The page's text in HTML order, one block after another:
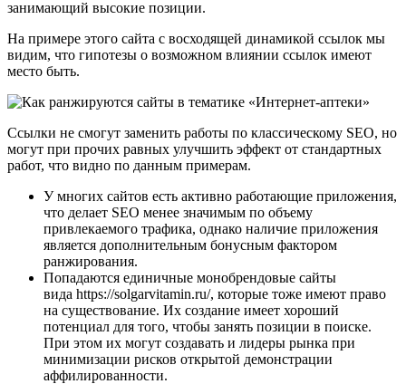
занимающий высокие позиции.
На примере этого сайта с восходящей динамикой ссылок мы
видим, что гипотезы о возможном влиянии ссылок имеют
место быть.
Ссылки не смогут заменить работы по классическому SEO, но
могут при прочих равных улучшить эффект от стандартных
работ, что видно по данным примерам.
У многих сайтов есть активно работающие приложения,
что делает SEO менее значимым по объему
привлекаемого трафика, однако наличие приложения
является дополнительным бонусным фактором
ранжирования.
Попадаются единичные монобрендовые сайты
вида https://solgarvitamin.ru/, которые тоже имеют право
на существование. Их создание имеет хороший
потенциал для того, чтобы занять позиции в поиске.
При этом их могут создавать и лидеры рынка при
минимизации рисков открытой демонстрации
аффилированности.